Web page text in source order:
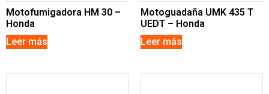
Motofumigadora HM 30 –
Honda
Leer más
Motoguadaña UMK 435 T
UEDT – Honda
Leer más